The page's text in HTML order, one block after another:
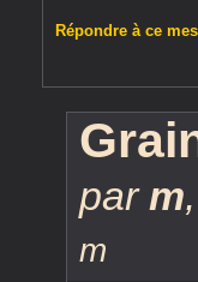
Répondre à ce
parm,
m